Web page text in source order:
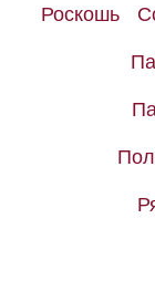
Роскошь